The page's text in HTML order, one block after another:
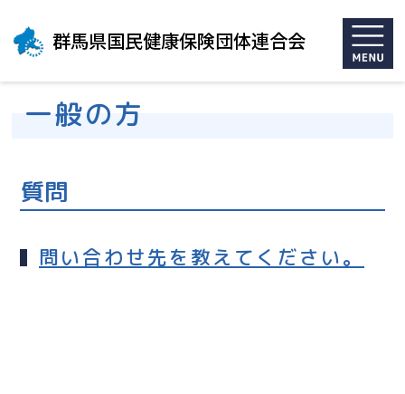
群馬県国民健康保険団体連合会
一般の方
質問
問い合わせ先を教えてください。